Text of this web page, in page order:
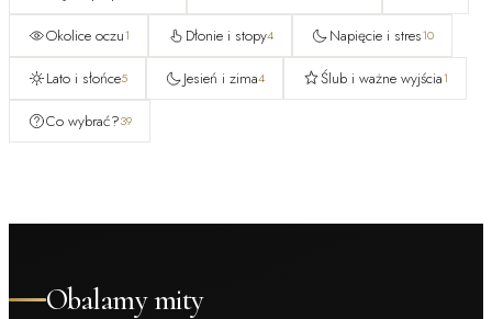
Okolice oczu1 Dłonie i stopy4 Napięcie i stres10
Lato i słońce5 Jesień i zima4 Ślub i ważne wyjścia1
Co wybrać?39
Obalamy mity